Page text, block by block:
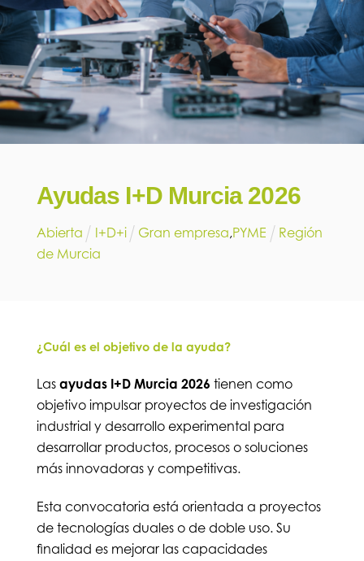
Ayudas I+D Murcia 2026
Abierta I+D+i Gran empresa,PYME
Región
de Murcia
¿Cuál es el objetivo de la ayuda?
Las ayudas I+D Murcia 2026 tienen como
objetivo impulsar proyectos de investigación
industrial y desarrollo experimental para
desarrollar productos, procesos o soluciones
más innovadoras y competitivas.
Esta convocatoria está orientada a proyectos
de tecnologías duales o de doble uso. Su
finalidad es mejorar las capacidades